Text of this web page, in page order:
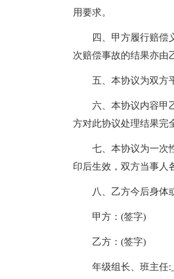
用要求。
四、甲方履行赔偿
次赔偿事故的结果亦由
五、本协议为双方
六、本协议内容甲
方对此协议处理结果完
七、本协议为一次
印后生效，双方当事人
八、乙方今后身体
甲方：(签字)
乙方：(签字)
年级组长、班主任